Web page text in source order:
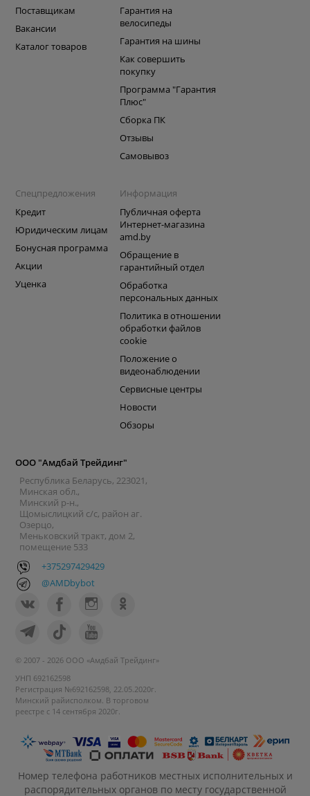
Поставщикам
Вакансии
Каталог товаров
Гарантия на
велосипеды
Гарантия на шины
Как совершить
покупку
Программа "Гарантия
Плюс"
Сборка ПК
Отзывы
Самовывоз
Спецпредложения
Кредит
Юридическим лицам
Бонусная программа
Акции
Уценка
Информация
Публичная оферта
Интернет-магазина
amd.by
Обращение в
гарантийный отдел
Обработка
персональных данных
Политика в отношении
обработки файлов
cookie
Положение о
видеонаблюдении
Сервисные центры
Новости
Обзоры
ООО "Амдбай Трейдинг"
Республика Беларусь, 223021,
Минская обл.,
Минский р-н.,
Щомыслицкий с/с, район аг.
Озерцо,
Меньковский тракт, дом 2,
помещение 533
+375297429429
@AMDbybot
© 2007 - 2026 ООО «Амдбай Трейдинг»
УНП 692162598
Регистрация №692162598, 22.05.2020г.
Минский райисполком. В торговом
реестре с 14 сентября 2020г.
Номер телефона работников местных исполнительных и
распорядительных органов по месту государственной